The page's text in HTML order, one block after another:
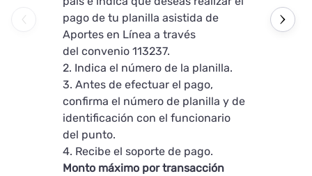
pago de tu planilla asistida de
Aportes en Línea a través
del convenio 113237.
2. Indica el número de la planilla.
3. Antes de efectuar el pago,
confirma el número de planilla y de
identificación con el funcionario
del punto.
4. Recibe el soporte de pago.
Monto máximo por transacción
del punto.